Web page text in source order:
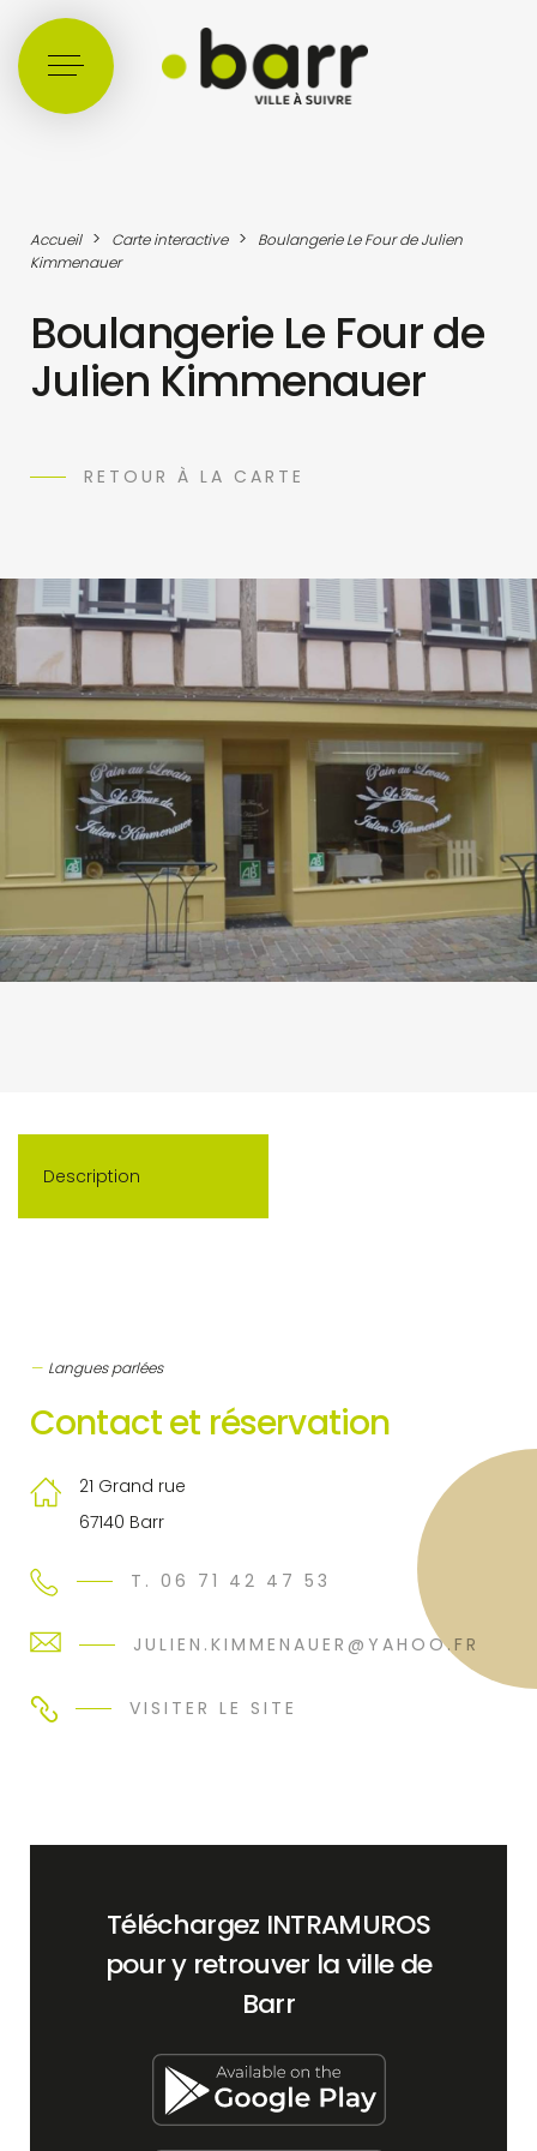
Accueil > Carte interactive >
Boulangerie Le Four de Julien
Kimmenauer
Boulangerie Le Four de
Julien Kimmenauer
RETOUR À LA CARTE
Description
Langues parlées
Contact et réservation
21 Grand rue
67140 Barr
T. 06 71 42 47 53
JULIEN.KIMMENAUER@YAHOO.FR
VISITER LE SITE
Téléchargez INTRAMUROS
pour y retrouver la ville de
Barr